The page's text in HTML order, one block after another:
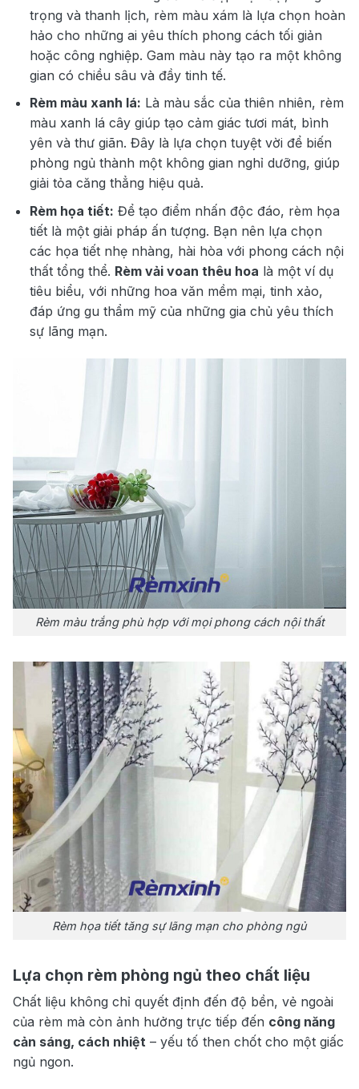
trọng và thanh lịch, rèm màu xám là lựa chọn hoàn
hảo cho những ai yêu thích phong cách tối giản
hoặc công nghiệp. Gam màu này tạo ra một không
gian có chiều sâu và đầy tinh tế.
Rèm màu xanh lá: Là màu sắc của thiên nhiên, rèm
màu xanh lá cây giúp tạo cảm giác tươi mát, bình
yên và thư giãn. Đây là lựa chọn tuyệt vời để biến
phòng ngủ thành một không gian nghỉ dưỡng, giúp
giải tỏa căng thẳng hiệu quả.
Rèm họa tiết: Để tạo điểm nhấn độc đáo, rèm họa
tiết là một giải pháp ấn tượng. Bạn nên lựa chọn
các họa tiết nhẹ nhàng, hài hòa với phong cách nội
thất tổng thể. Rèm vải voan thêu hoa là một ví dụ
tiêu biểu, với những hoa văn mềm mại, tinh xảo,
đáp ứng gu thẩm mỹ của những gia chủ yêu thích
sự lãng mạn.
Rèm màu trắng phù hợp với mọi phong cách nội thất
Rèm họa tiết tăng sự lãng mạn cho phòng ngủ
Lựa chọn rèm phòng ngủ theo chất liệu
Chất liệu không chỉ quyết định đến độ bền, vẻ ngoài
của rèm mà còn ảnh hưởng trực tiếp đến công năng
cản sáng, cách nhiệt – yếu tố then chốt cho một giấc
ngủ ngon.